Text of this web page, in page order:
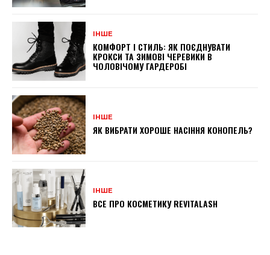
ІНШЕ
КОМФОРТ І СТИЛЬ: ЯК ПОЄДНУВАТИ
КРОКСИ ТА ЗИМОВІ ЧЕРЕВИКИ В
ЧОЛОВІЧОМУ ГАРДЕРОБІ
ІНШЕ
ЯК ВИБРАТИ ХОРОШЕ НАСІННЯ КОНОПЕЛЬ?
ІНШЕ
ВСЕ ПРО КОСМЕТИКУ REVITALASH